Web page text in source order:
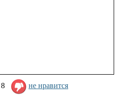
8 не нравится